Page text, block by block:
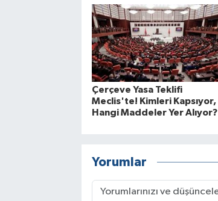
Çerçeve Yasa Teklifi
Meclis'te! Kimleri Kapsıyor,
Hangi Maddeler Yer Alıyor?
Yorumlar